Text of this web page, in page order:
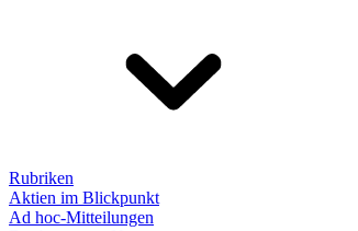
Rubriken
Aktien im Blickpunkt
Ad hoc-Mitteilungen